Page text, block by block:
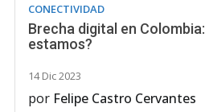
CONECTIVIDAD
Brecha digital en
estamos?
14 Dic 2023
por Felipe Castro Cervantes